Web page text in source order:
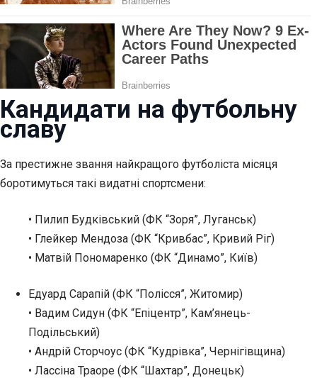
Кандидати на футбольну
славу
За престижне звання найкращого футболіста місяця
боротимуться такі видатні спортсмени:
• Пилип Будківський (ФК “Зоря”, Луганськ)
• Глейкер Мендоза (ФК “Кривбас”, Кривий Ріг)
• Матвій Пономаренко (ФК “Динамо”, Київ)
Едуард Сарапій (ФК “Полісся”, Житомир)
• Вадим Сидун (ФК “Епіцентр”, Кам’янець-
Подільський)
• Андрій Сторчоус (ФК “Кудрівка”, Чернігівщина)
• Лассіна Траоре (ФК “Шахтар”, Донецьк)